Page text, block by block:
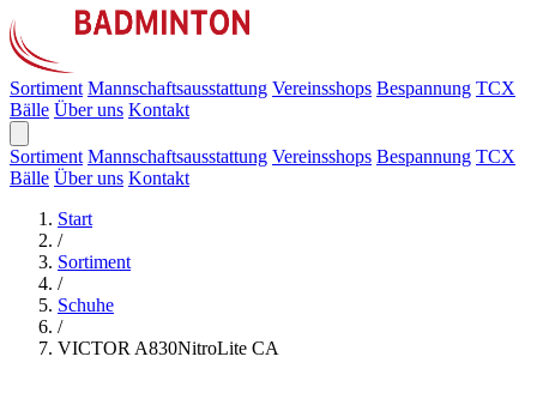
Sortiment Mannschaftsausstattung Vereinsshops Bespannung TCX
Bälle Über uns Kontakt
Sortiment Mannschaftsausstattung Vereinsshops Bespannung TCX
Bälle Über uns Kontakt
Start
/
Sortiment
/
Schuhe
/
VICTOR A830NitroLite CA